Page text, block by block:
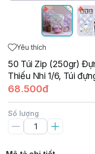
Yêu thích
50 Túi Zip (250gr)
Thiếu Nhi 1/6, Túi
68.500đ
Số lượng